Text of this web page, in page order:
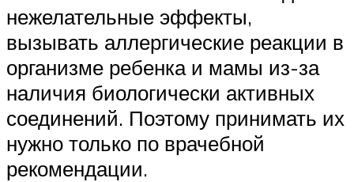
нежелательные эффекты,
вызывать аллергические реакции в
организме ребенка и мамы из-за
наличия биологически активных
соединений. Поэтому принимать их
нужно только по врачебной
рекомендации.